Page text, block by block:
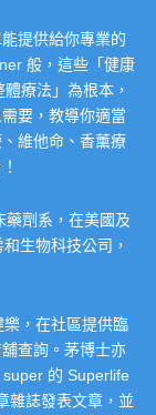
提供給你專業的
般，這些「健康
療法」為根本，
要，教導你適當
維他命、香薰療
藥劑系，在美國及
生物科技公司，
，在社區提供臨
查詢。茅博士亦
的 Superlife
雜誌發表文章，並